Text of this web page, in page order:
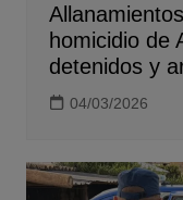
homicidio de
detenidos y
04/03/2026